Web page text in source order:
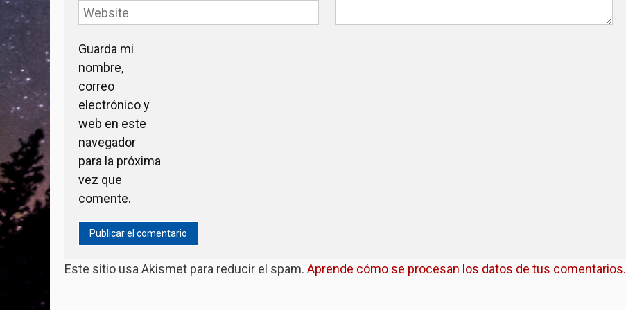
Guarda mi
nombre,
correo
electrónico y
web en este
navegador
para la próxima
vez que
comente.
Este sitio usa Akismet para reducir el spam. Aprende cómo se procesan los datos de tus comentarios.